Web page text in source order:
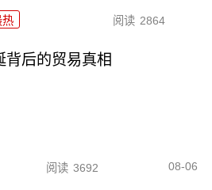
热 阅读 2864
背后的贸易真相
阅读 3692 08-06